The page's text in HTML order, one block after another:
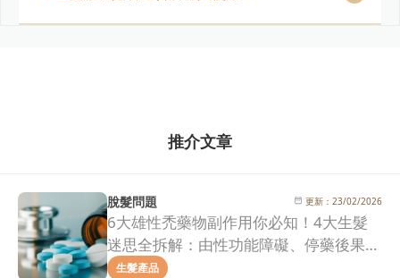
推介文章
脫髮問題 更新： 23/02/2026
6大雄性禿藥物副作用你必知！4大生髮
迷思全拆解：由性功能障礙、停藥後果到
治療效果一次看清！
生髮產品